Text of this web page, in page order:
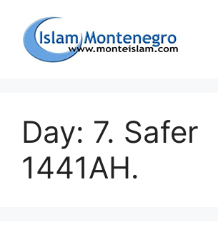
sadržaj
Day: 7. Safer
1441AH.